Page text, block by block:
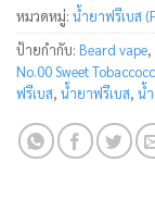
หมวดหมู่: น้ำยาฟรีเบส
ป้ายกำกับ: Beard vape,
No.00 Sweet
ฟรีเบส, น้ำยาฟรีเบส, น้